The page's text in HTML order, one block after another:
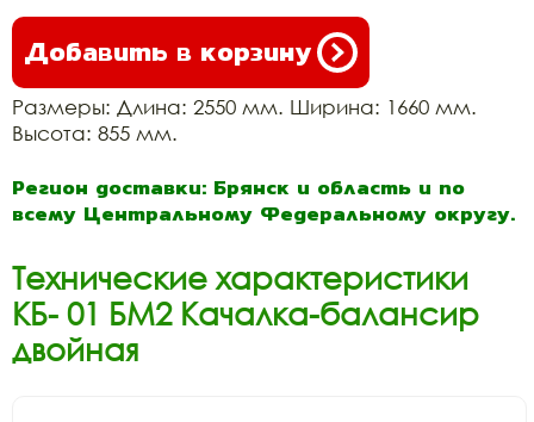
Добавить в корзину
Размеры: Длина: 2550 мм. Ширина: 1660 мм.
Высота: 855 мм.
Регион доставки: Брянск и область и по
всему Центральному Федеральному округу.
Технические характеристики
КБ- 01 БМ2 Качалка-балансир
двойная